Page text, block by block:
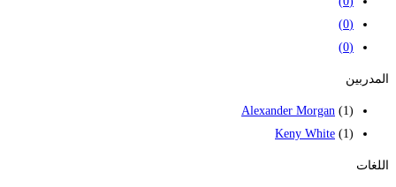
(0)
(0)
المدربين
Alexander Morgan (1)
Keny White (1)
اللغات